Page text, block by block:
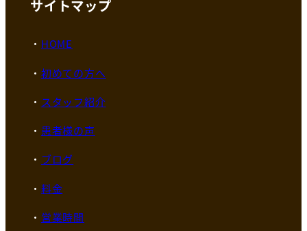
サイトマップ
HOME
初めての方へ
スタッフ紹介
患者様の声
ブログ
料金
営業時間